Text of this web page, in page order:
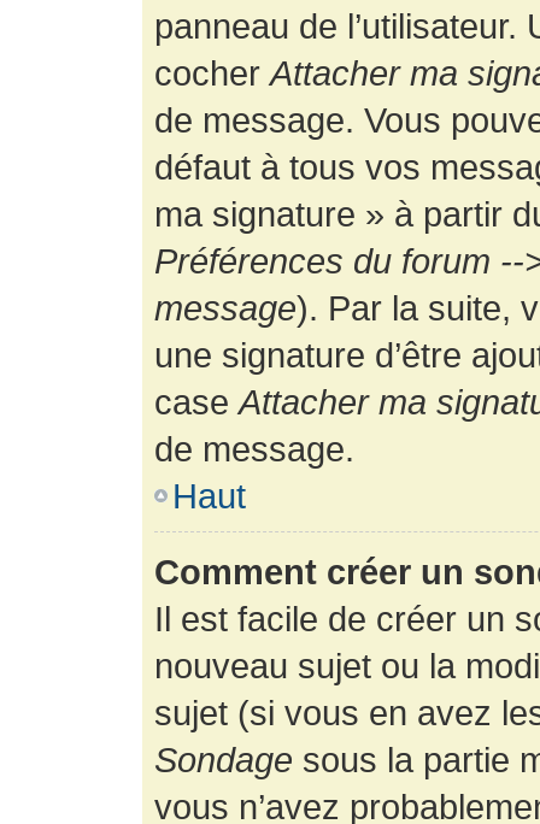
panneau de
cocherAttacher ma
de message. Vous
défaut à tous vos
ma signature » à partir
Préférences du forum
message). Par la suite,
une signature d’être
caseAttacher ma
de message.
Haut
Comment créer un
Il est facile de créer un
nouveau sujet ou la
sujet (si vous en avez
Sondage sous la partie
vous n’avez